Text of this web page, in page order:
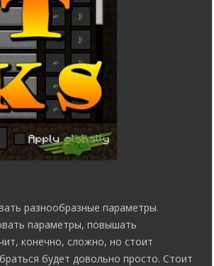
разнообразные параметры.
параметры, повышать
конечно, сложно, но стоит
будет довольно просто. Стоит